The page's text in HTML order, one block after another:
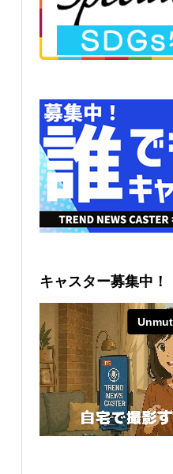
キャスター募集中！